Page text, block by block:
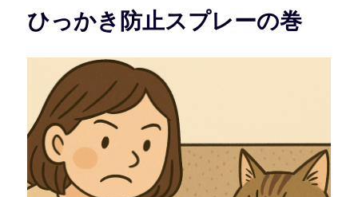
ひっかき防止スプレーの巻